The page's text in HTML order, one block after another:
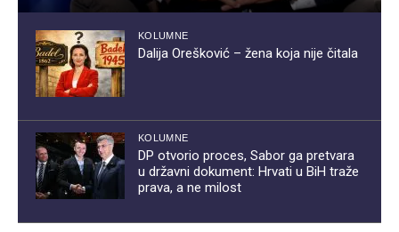
KOLUMNE
Dalija Orešković – žena koja nije čitala
KOLUMNE
DP otvorio proces, Sabor ga pretvara
u državni dokument: Hrvati u BiH traže
prava, a ne milost